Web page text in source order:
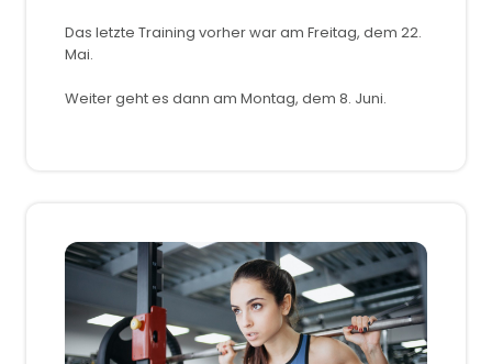
Das letzte Training vorher war am Freitag, dem 22.
Mai.
Weiter geht es dann am Montag, dem 8. Juni.